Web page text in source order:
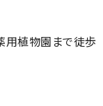
用植物園まで徒歩